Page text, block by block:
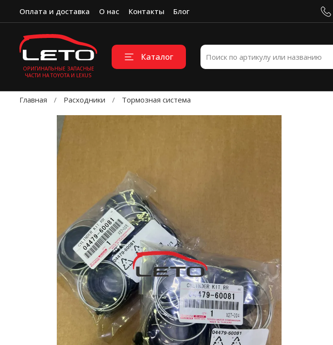
Оплата и доставка О нас Контакты Блог
ОРИГИНАЛЬНЫЕ ЗАПАСНЫЕ
ЧАСТИ НА TOYOTA И LEXUS
Каталог
Главная Расходники Тормозная система